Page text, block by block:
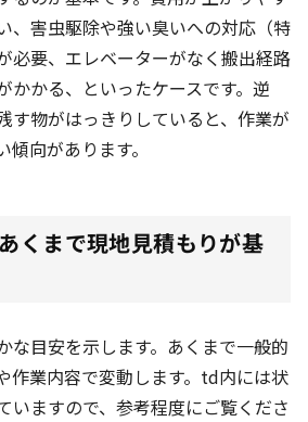
、害虫駆除や強い臭いへの対応（特
必要、エレベーターがなく搬出経路
かかる、といったケースです。逆
す物がはっきりしていると、作業が
向があります。
くまで現地見積もりが基
な目安を示します。あくまで一般的
作業内容で変動します。td内には状
いますので、参考程度にご覧くださ